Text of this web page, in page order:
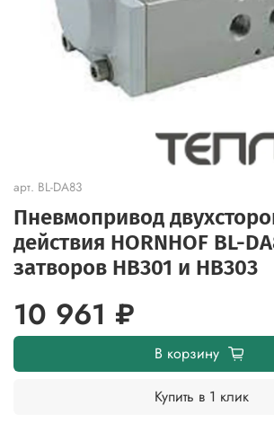
арт. BL-DA83
Пневмопривод
действия HORNHOF BL-
затворов HB301 и HB303
10 961 ₽
В корзину
Купить в 1 клик